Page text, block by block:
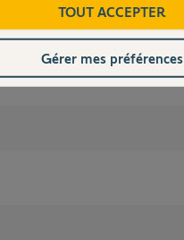
Guillaume C. il y a environ un mois
TOUT ACCEPTER
Gérer mes préférences